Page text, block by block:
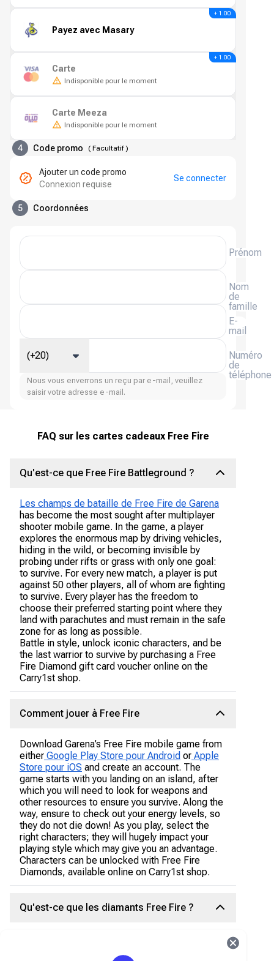
Payez avec Masary
+ 1.00
Carte
Indisponible pour le moment
+ 1.00
Carte Meeza
Indisponible pour le moment
4 Code promo ( Facultatif)
Ajouter un code promo
Connexion requise
Se connecter
5 Coordonnées
Prénom
Nom
de
famille
E-
mail
Numéro
de
téléphone
(+20)
Nous vous enverrons un reçu par e-mail, veuillez
saisir votre adresse e-mail.
FAQ sur les cartes cadeaux Free Fire
Qu'est-ce que Free Fire Battleground ?
Les champs de bataille de Free Fire de Garena
has become the most sought after multiplayer
shooter mobile game. In the game, a player
explores the enormous map by driving vehicles,
hiding in the wild, or becoming invisible by
probing under rifts or grass with only one goal:
to survive. For every new match, a player is put
against 50 other players, all of whom are fighting
to survive. Every player has the freedom to
choose their preferred starting point where they
land with parachutes and must remain in the safe
zone for as long as possible.
Battle in style, unlock iconic characters, and be
the last warrior to survive by purchasing a Free
Fire Diamond gift card voucher online on the
Carry1st shop.
Comment jouer à Free Fire
Download Garena’s Free Fire mobile game from
either Google Play Store pour Android or Apple
Store pour iOS and create an account. The
game starts with you landing on an island, after
which you will need to look for weapons and
other resources to ensure you survive. Along the
way, ensure to check out your energy levels, so
they do not die down! As you play, select the
right characters; they will hugely impact your
playing style which may give you an advantage.
Characters can be unlocked with Free Fire
Diamonds, available online on Carry1st shop.
Qu'est-ce que les diamants Free Fire ?